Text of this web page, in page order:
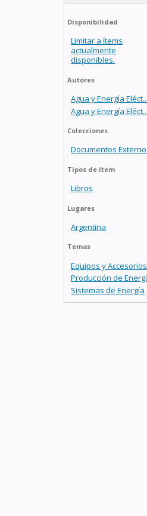
Disponibilidad
Limitar a ítems
actualmente
disponibles.
Autores
Agua y Energía Eléct...
Agua y Energía Eléct...
Colecciones
Documentos
Tipos de ítem
Libros
Lugares
Argentina
Temas
Equipos y Accesorios
Producción de
Sistemas de Energía